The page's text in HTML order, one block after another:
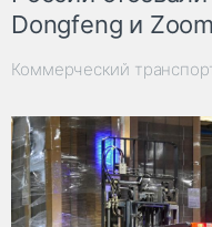
Dongfeng и
Коммерческий